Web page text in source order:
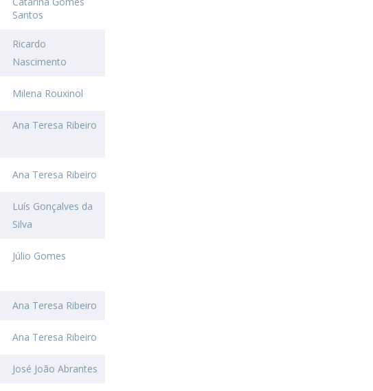
Santos
Ricardo
Nascimento
Milena Rouxinol
Ana Teresa Ribeiro
Ana Teresa Ribeiro
Luís Gonçalves da
Silva
Júlio Gomes
Ana Teresa Ribeiro
Ana Teresa Ribeiro
José João Abrantes